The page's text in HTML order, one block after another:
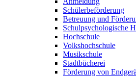
Schülerbeförderung
Betreuung und
Schulpsychologische
Hochschule
Volkshochschule
Musikschule
Stadtbücherei
Förderung von